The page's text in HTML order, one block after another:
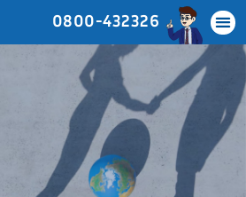
0800-432326